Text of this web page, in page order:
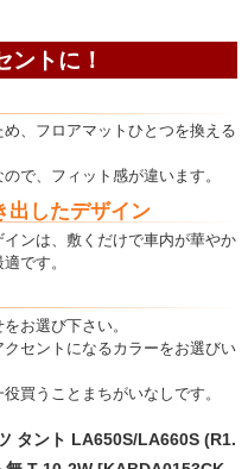
ントに！
、フロアマットひとつを換える
で、フィット感が違います。
出したデザイン
ンは、敷くだけで車内が華やか
です。
お選び下さい。
セントになるカラーをお選びい
買うことまちがいなしです。
タント LA650S/LA660S (R1.